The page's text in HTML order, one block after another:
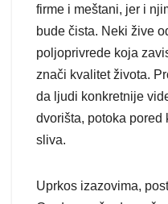
firme i meštani, jer i
bude čista. Neki žive
poljoprivrede koja
znači kvalitet života.
da ljudi konkretnije
dvorišta, potoka pored
sliva.
Uprkos izazovima,